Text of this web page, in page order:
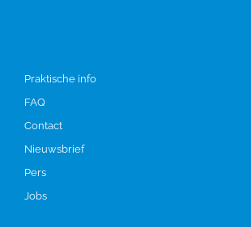
Praktische info
FAQ
Contact
Nieuwsbrief
Pers
Jobs